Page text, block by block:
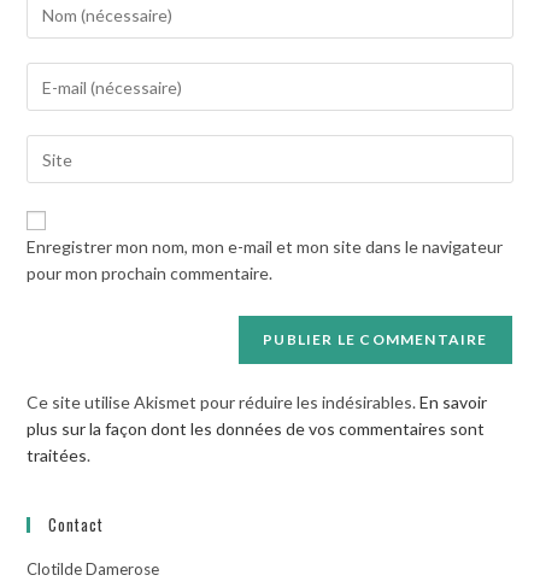
your
username
to
comment
your
address
to
comment
l’URL
votre
site
(facultatif)
Enregistrer mon nom, mon e-mail et mon site dans le navigateur
pour mon prochain commentaire.
Ce site utilise Akismet pour réduire les indésirables.En savoir
plus sur la façon dont les données de vos commentaires sont
traitées.
Contact
Clotilde Damerose